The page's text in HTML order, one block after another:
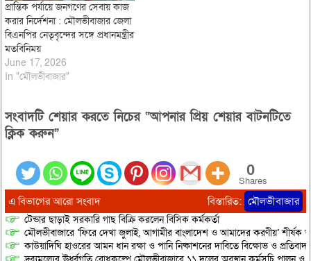
প্রান্তিক পর্যায়ে জনগণের সেবায় কাজ
করার নির্দেশনা : মৌলভীবাজার জেলা
বিএনপির নেতৃবৃন্দের সঙ্গে প্রধানমন্ত্রীর
মতবিনিময়
June 17, 2026
In "মৌলভীবাজার"
সংবাদটি শেয়ার করতে নিচের “আপনার প্রিয় শেয়ার বাটনটিতে
ক্লিক করুন”
0
Shares
এ বিভাগের আরো সংবাদ বিস্তারিত: মৌলভীবাজার
টেন্ডার ছাড়াই সরকারি গাছ বিক্রি করলেন বিসিক কর্মকর্তা
মৌলভীবাজারে ‘ফিরে দেখা জুলাই, আগামীর বাংলাদেশ ও আমাদের করণীয়’ শীর্ষক
কাউয়াদিঘি হাওরের আমন ধান রক্ষা ও পানি নিষ্কাশনের দাবিতে বিক্ষোভ ও